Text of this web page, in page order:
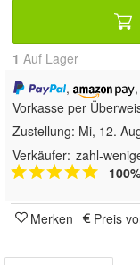
1 Auf Lager
,
Vorkasse per
Zustellung: Mi, 12.
Verkäufer: zahl-
Merken Preis